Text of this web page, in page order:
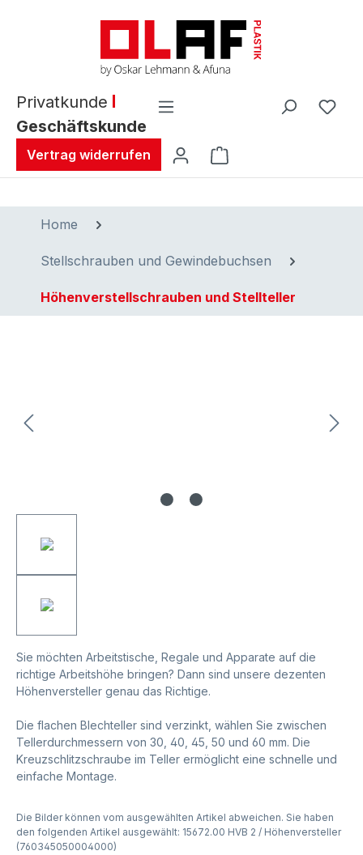
Privatkunde
Geschäftskunde
Vertrag widerrufen Warenkorb enthält
Home
Stellschrauben und Gewindebuchsen
Höhenverstellschrauben und Stellteller
Sie möchten Arbeitstische, Regale und Apparate auf die
richtige Arbeitshöhe bringen? Dann sind unsere dezenten
Höhenversteller genau das Richtige.
Die flachen Blechteller sind verzinkt, wählen Sie zwischen
Tellerdurchmessern von 30, 40, 45, 50 und 60 mm. Die
Kreuzschlitzschraube im Teller ermöglicht eine schnelle und
einfache Montage.
Die Bilder können vom ausgewählten Artikel abweichen. Sie haben
den folgenden Artikel ausgewählt: 15672.00 HVB 2 / Höhenversteller
(760345050004000)